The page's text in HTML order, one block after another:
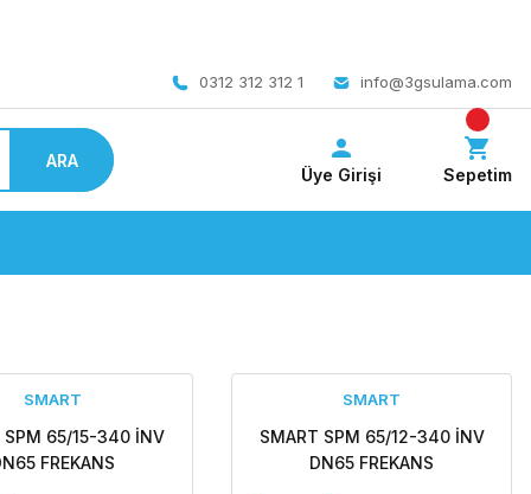
0312 312 312 1 info@3gsulama.com
ARA
Üye Girişi Sepetim
SMART
SPM 65/15-340 İNV
FREKANS
SMART
SMART SPM 65/12-340 İNV
DN65 FREKANS